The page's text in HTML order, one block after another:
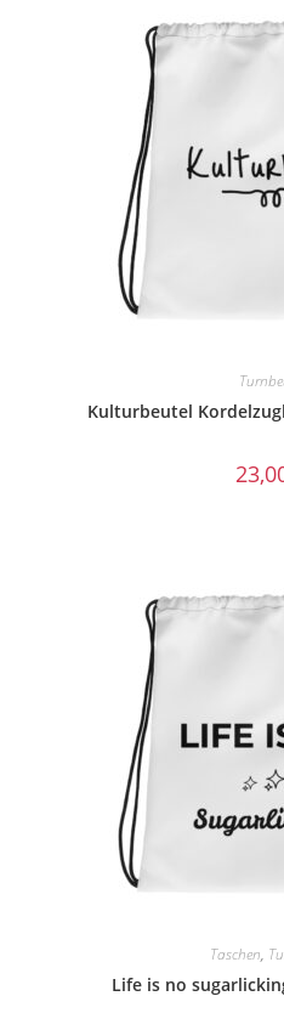
Kulturbeutel
Taschen,
Life is no